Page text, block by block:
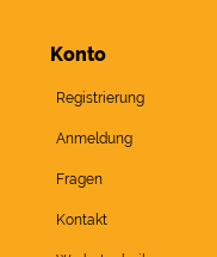
Konto
Registrierung
Anmeldung
Fragen
Kontakt